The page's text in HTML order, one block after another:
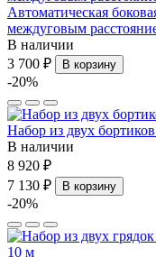
Автоматическая
междуговым
В наличии
3 700 ₽
В корзину
-20%
Набор из двух
В наличии
8 920 ₽
7 130 ₽
В корзину
-20%